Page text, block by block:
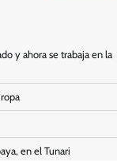
y ahora se trabaja en la
en el Tunari